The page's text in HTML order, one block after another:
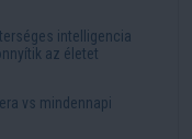
intelligencia
az életet
vs mindennapi